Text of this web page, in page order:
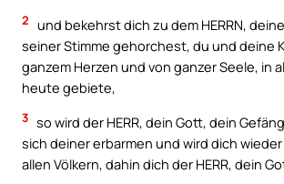
2 und bekehrst dich zu dem HERRN,
seiner Stimme gehorchest, du und deine
ganzem Herzen und von ganzer Seele, in
heute gebiete,
3 so wird der HERR, dein Gott, dein
sich deiner erbarmen und wird dich
allen Völkern, dahin dich der HERR, dein